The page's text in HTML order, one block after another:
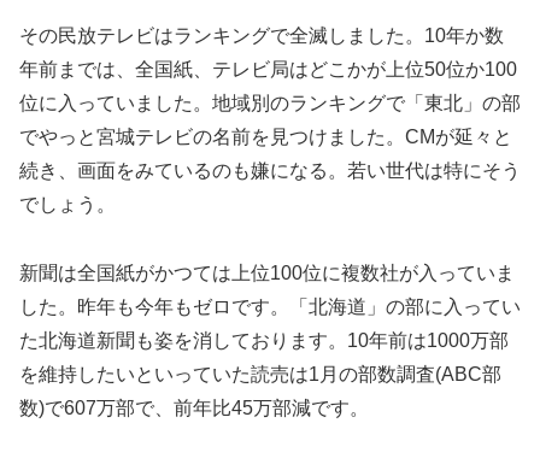
その民放テレビはランキングで全滅しました。10年か数
年前までは、全国紙、テレビ局はどこかが上位50位か100
位に入っていました。地域別のランキングで「東北」の部
でやっと宮城テレビの名前を見つけました。CMが延々と
続き、画面をみているのも嫌になる。若い世代は特にそう
でしょう。
新聞は全国紙がかつては上位100位に複数社が入っていま
した。昨年も今年もゼロです。「北海道」の部に入ってい
た北海道新聞も姿を消しております。10年前は1000万部
を維持したいといっていた読売は1月の部数調査(ABC部
数)で607万部で、前年比45万部減です。